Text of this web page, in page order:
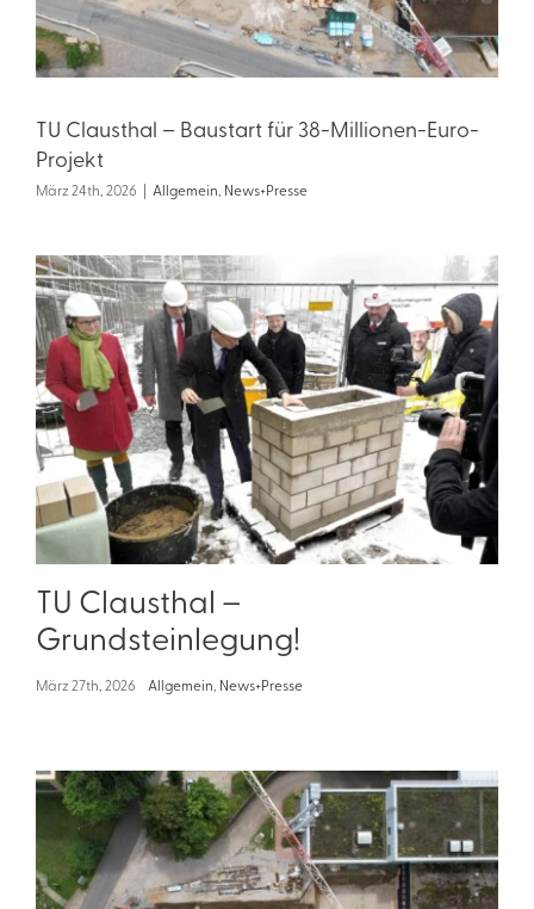
TU Clausthal – Baustart für 38-Millionen-Euro-
Projekt
März 24th, 2026 | Allgemein, News+Presse
TU Clausthal –
Grundsteinlegung!
März 27th, 2026 Allgemein News+Presse